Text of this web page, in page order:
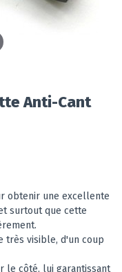
Anti-Cant
obtenir une excellente
surtout que cette
très visible, d'un coup
le côté, lui garantissant